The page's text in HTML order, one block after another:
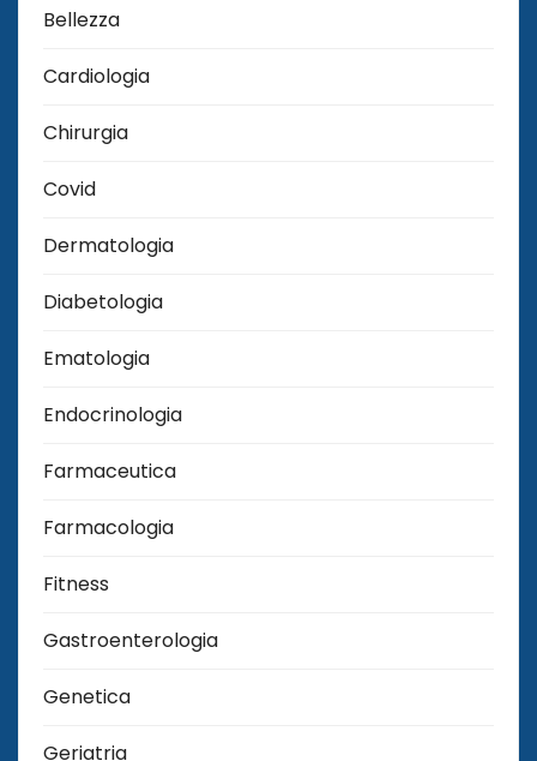
Bellezza
Cardiologia
Chirurgia
Covid
Dermatologia
Diabetologia
Ematologia
Endocrinologia
Farmaceutica
Farmacologia
Fitness
Gastroenterologia
Genetica
Geriatria